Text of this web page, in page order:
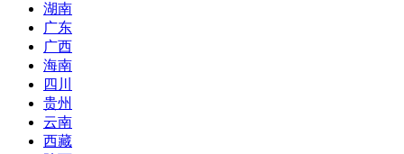
湖南
广东
广西
海南
四川
贵州
云南
西藏